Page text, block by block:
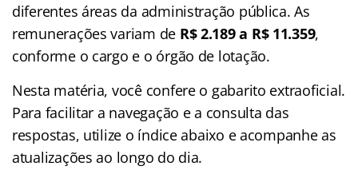
diferentes áreas da administração pública. As
remunerações variam de R$ 2.189 a R$ 11.359,
conforme o cargo e o órgão de lotação.
Nesta matéria, você confere o gabarito extraoficial.
Para facilitar a navegação e a consulta das
respostas, utilize o índice abaixo e acompanhe as
atualizações ao longo do dia.